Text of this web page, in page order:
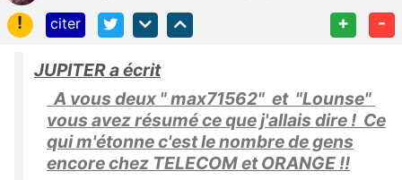
!
citer + -
JUPITER a écrit
A vous deux " max71562" et "Lounse"
vous avez résumé ce que j'allais dire ! Ce
qui m'étonne c'est le nombre de gens
encore chez TELECOM et ORANGE !!